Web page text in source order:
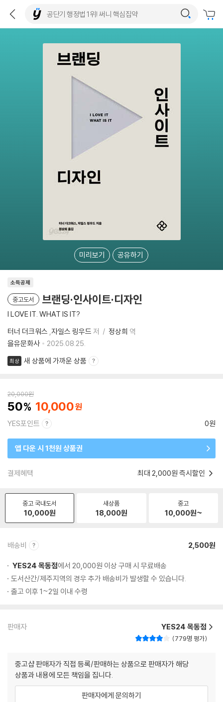
미리보기 공유하기
소득공제
중고도서 브랜딩·인사이트·디자인
I LOVE IT. WHAT IS IT?
터너 더크워스 ,자일스 링우드 저 정상희 역
을유문화사
2025.08.25.
최상 새 상품에 가까운 상품
20,000원
50 10,000
YES포인트 0원
앱 다운 시 1천원 상품권
결제혜택 최대 2,000원 즉시할인
중고 국내도서
10,000원
새상품
18,000원
중고
10,000원~
배송비 2,500원
YES24 목동점에서 20,000원 이상 구매 시 무료배송
도서산간/제주지역의 경우 추가 배송비가 발생할 수 있습니다.
출고 이후 1~2일 이내 수령
판매자 YES24 목동점
779명 평가
중고샵 판매자가 직접 등록/판매하는 상품으로 판매자가 해당
상품과 내용에 모든 책임을 집니다.
판매자에게 문의하기